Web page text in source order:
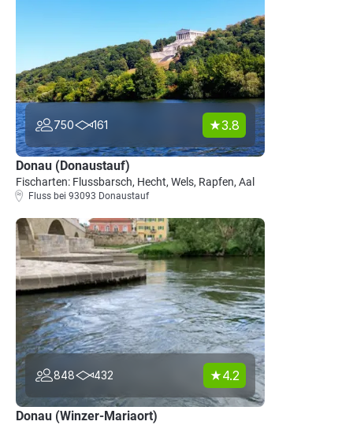
750 161 3.8
Donau (Donaustauf)
Fischarten: Flussbarsch, Hecht, Wels, Rapfen, Aal
Fluss bei 93093 Donaustauf
848 432 4.2
Donau (Winzer-Mariaort)